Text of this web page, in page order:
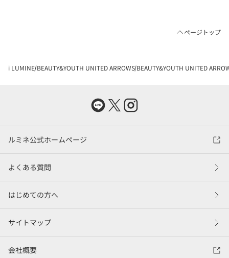
ページトップ
i LUMINE BEAUTY&YOUTH UNITED ARROWS BEAUTY&YOUTH UNITED
ルミネ公式ホームページ
よくある質問
はじめての方へ
サイトマップ
会社概要